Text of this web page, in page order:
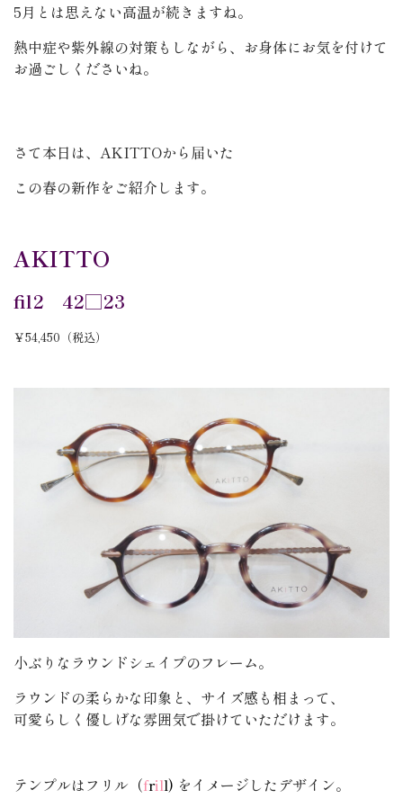
5月とは思えない高温が続きますね。
熱中症や紫外線の対策もしながら、お身体にお気を付けて
お過ごしくださいね。
さて本日は、AKITTOから届いた
この春の新作をご紹介します。
AKITTO
fil2 42□23
￥54,450（税込）
小ぶりなラウンドシェイプのフレーム。
ラウンドの柔らかな印象と、サイズ感も相まって、
可愛らしく優しげな雰囲気で掛けていただけます。
テンプルはフリル （frill) をイメージしたデザイン。